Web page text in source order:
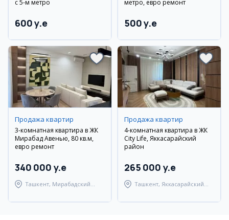
с 5-м метро
600 y.e
метро, евро ремонт
500 y.e
Продажа квартир
3-комнатная квартира в ЖК
Мирабад Авенью, 80 кв.м,
евро ремонт
340 000 y.e
Ташкент, Мирабадский
Продажа квартир
4-комнатная квартира в ЖК
City Life, Яккасарайский
район
265 000 y.e
Ташкент, Яккасарайский